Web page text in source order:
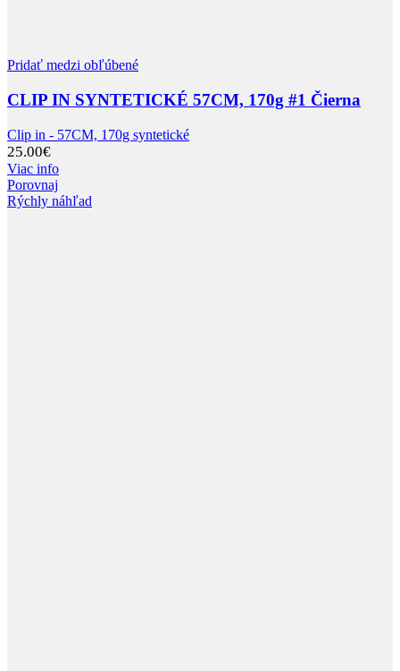
Pridať medzi obľúbené
CLIP IN SYNTETICKÉ 57CM, 170g #1 Čierna
Clip in - 57CM, 170g syntetické
25.00€
Viac info
Porovnaj
Rýchly náhľad